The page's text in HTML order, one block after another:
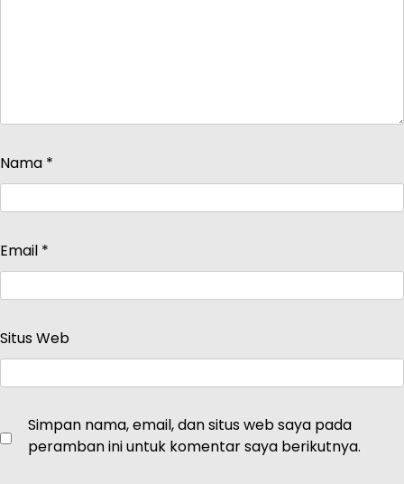
Nama *
Email *
Situs Web
Simpan nama, email, dan situs web saya pada
peramban ini untuk komentar saya berikutnya.